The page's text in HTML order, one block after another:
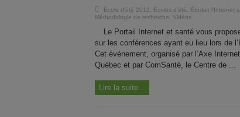
École d'été 2012 Écoles d'été Étudier l’Internet
Méthodologie de recherche
Vidéos
Le Portail Internet et santé vous
sur les conférences ayant eu lieu lors de
Cet événement, organisé par l’Axe
Québec et par ComSanté, le Centre de ...
Lire la suite...